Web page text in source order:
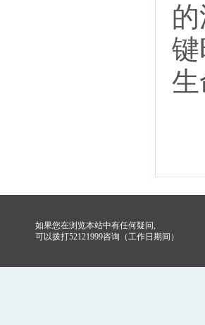
如果您在浏览本站中有任何疑问,
可以拨打52121999咨询（工作日期间）